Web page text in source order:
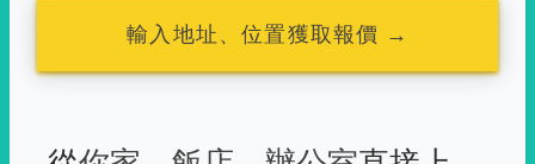
輸入地址、位置獲取報價 →